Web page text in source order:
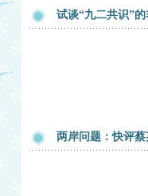
试谈“九二共识”
两岸问题：快评